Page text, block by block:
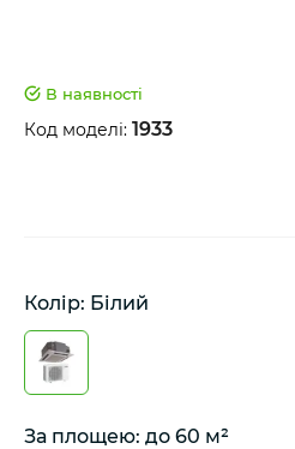
В наявності
Код моделі: 1933
Колір: Білий
За площею: до 60 м²